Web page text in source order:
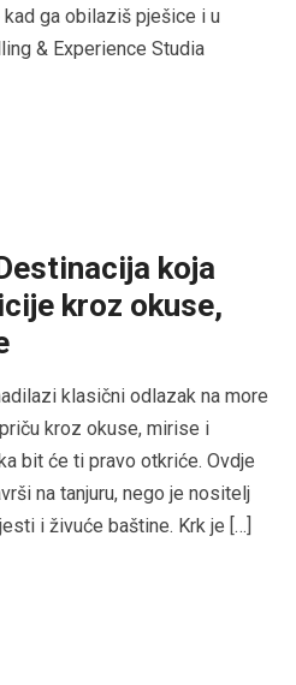
ga obilaziš pješice i u
& Experience Studia
koja
kroz okuse,
klasični odlazak na more
kroz okuse, mirise i
bit će ti pravo otkriće. Ovdje
na tanjuru, nego je nositelj
i živuće baštine. Krk je […]